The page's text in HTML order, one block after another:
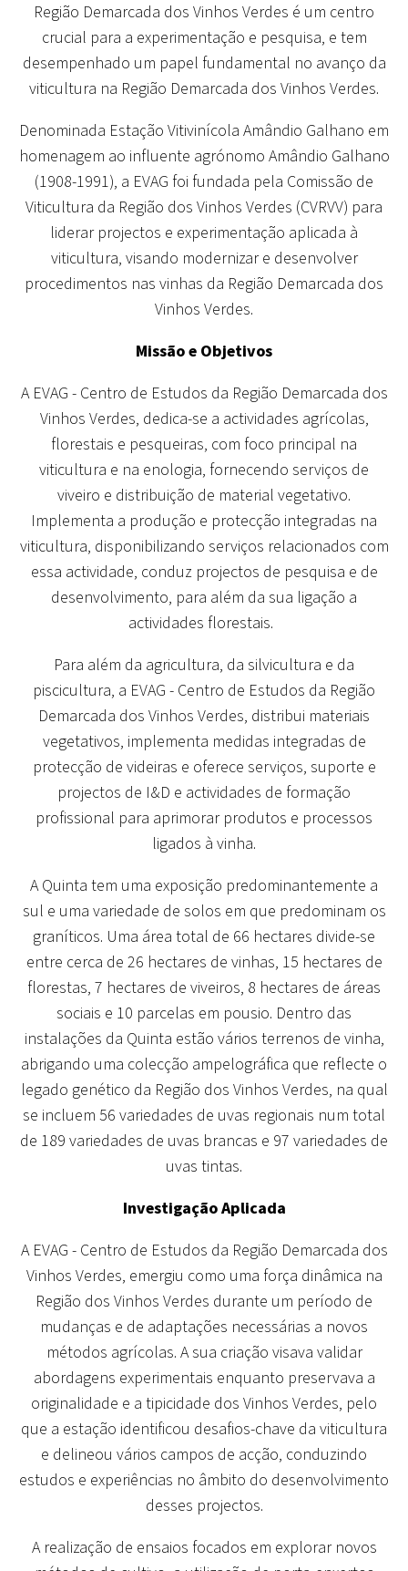
Região Demarcada dos Vinhos Verdes é um centro
crucial para a experimentação e pesquisa, e tem
desempenhado um papel fundamental no avanço da
viticultura na Região Demarcada dos Vinhos Verdes.
Denominada Estação Vitivinícola Amândio Galhano em
homenagem ao influente agrónomo Amândio Galhano
(1908-1991), a EVAG foi fundada pela Comissão de
Viticultura da Região dos Vinhos Verdes (CVRVV) para
liderar projectos e experimentação aplicada à
viticultura, visando modernizar e desenvolver
procedimentos nas vinhas da Região Demarcada dos
Vinhos Verdes.
Missão e Objetivos
A EVAG - Centro de Estudos da Região Demarcada dos
Vinhos Verdes, dedica-se a actividades agrícolas,
florestais e pesqueiras, com foco principal na
viticultura e na enologia, fornecendo serviços de
viveiro e distribuição de material vegetativo.
Implementa a produção e protecção integradas na
viticultura, disponibilizando serviços relacionados com
essa actividade, conduz projectos de pesquisa e de
desenvolvimento, para além da sua ligação a
actividades florestais.
Para além da agricultura, da silvicultura e da
piscicultura, a EVAG - Centro de Estudos da Região
Demarcada dos Vinhos Verdes, distribui materiais
vegetativos, implementa medidas integradas de
protecção de videiras e oferece serviços, suporte e
projectos de I&D e actividades de formação
profissional para aprimorar produtos e processos
ligados à vinha.
A Quinta tem uma exposição predominantemente a
sul e uma variedade de solos em que predominam os
graníticos. Uma área total de 66 hectares divide-se
entre cerca de 26 hectares de vinhas, 15 hectares de
florestas, 7 hectares de viveiros, 8 hectares de áreas
sociais e 10 parcelas em pousio. Dentro das
instalações da Quinta estão vários terrenos de vinha,
abrigando uma colecção ampelográfica que reflecte o
legado genético da Região dos Vinhos Verdes, na qual
se incluem 56 variedades de uvas regionais num total
de 189 variedades de uvas brancas e 97 variedades de
uvas tintas.
Investigação Aplicada
A EVAG - Centro de Estudos da Região Demarcada dos
Vinhos Verdes, emergiu como uma força dinâmica na
Região dos Vinhos Verdes durante um período de
mudanças e de adaptações necessárias a novos
métodos agrícolas. A sua criação visava validar
abordagens experimentais enquanto preservava a
originalidade e a tipicidade dos Vinhos Verdes, pelo
que a estação identificou desafios-chave da viticultura
e delineou vários campos de acção, conduzindo
estudos e experiências no âmbito do desenvolvimento
desses projectos.
A realização de ensaios focados em explorar novos